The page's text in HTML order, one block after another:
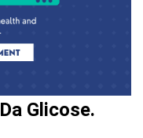
Glicose.